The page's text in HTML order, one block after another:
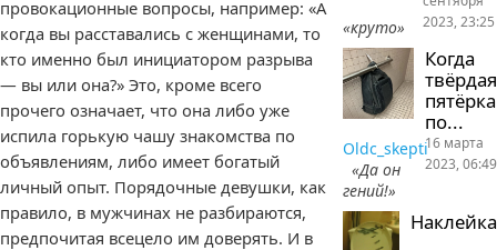
провокационные вопросы, например: «А
когда вы расставались с женщинами, то
кто именно был инициатором разрыва
— вы или она?» Это, кроме всего
прочего означает, что она либо уже
испила горькую чашу знакомства по
объявлениям, либо имеет богатый
личный опыт. Порядочные девушки, как
правило, в мужчинах не разбираются,
предпочитая всецело им доверять. И в
«круто»
2023, 23:25
Когда
твёрдая
пятёрка
по...
Oldc_skepti
«Да он
гений!»
16 марта
2023, 06:49
Наклейка